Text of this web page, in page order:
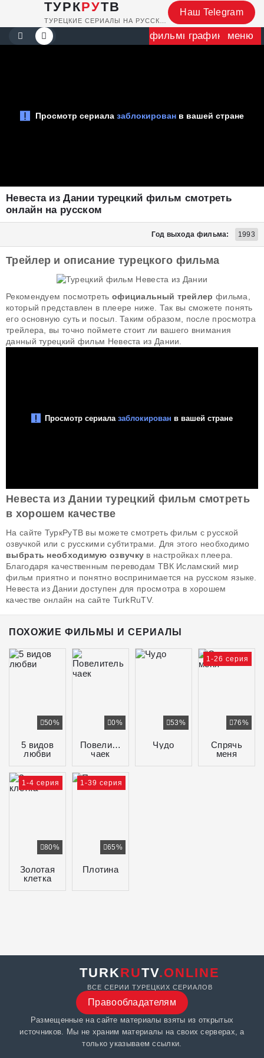
ТУРКРУТВ Наш Telegram
фильмыграфик меню
Невеста из Дании турецкий фильм смотреть
онлайн на русском
Год выхода фильма: 1993
Трейлер и описание турецкого фильма
Рекомендуем посмотреть официальный трейлер фильма,
который представлен в плеере ниже. Так вы сможете понять
его основную суть и посыл. Таким образом, после просмотра
трейлера, вы точно поймете стоит ли вашего внимания
данный турецкий фильм Невеста из Дании.
Невеста из Дании турецкий фильм смотреть
в хорошем качестве
На сайте ТуркРуТВ вы можете смотреть фильм с русской
озвучкой или с русскими субтитрами. Для этого необходимо
выбрать необходимую озвучку в настройках плеера.
Благодаря качественным переводам ТВК Исламский мир
фильм приятно и понятно воспринимается на русском языке.
Невеста из Дании доступен для просмотра в хорошем
качестве онлайн на сайте TurkRuTV.
ПОХОЖИЕ ФИЛЬМЫ И СЕРИАЛЫ
5 видов
любви
50%
Повелитель
чаек
0%
Чудо
53%
Спрячь
меня
76%
1-26 серия
Золотая
клетка
80%
1-4 серия
Плотина
65%
1-39 серия
TURKRUTV.ONLINE
ВСЕ СЕРИИ ТУРЕЦКИХ СЕРИАЛОВ
Правообладателям
Размещенные на сайте материалы взяты из открытых
источников. Мы не храним материалы на своих серверах, а
только указываем ссылки.